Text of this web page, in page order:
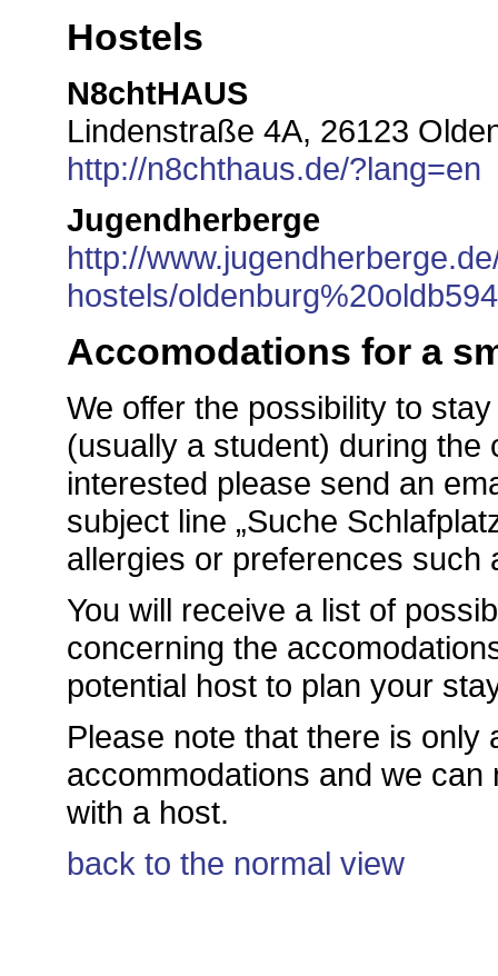
Hostels
N8chtHAUS
Lindenstraße 4A, 26123
http://n8chthaus.de/?lang=en
Jugendherberge
http://
hostels/
Accomodations for a
We offer the possibility to
(usually a student) during
interested please send an
subject line „Suche
allergies or preferences
You will receive a list of
concerning the
potential host to plan your
Please note that there is only
accommodations and we
with a host.
back to the normal view